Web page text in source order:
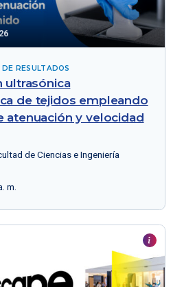
RESULTADOS
ultrasónica
de tejidos empleando
atenuación y velocidad
de Ciencias e Ingeniería
m.